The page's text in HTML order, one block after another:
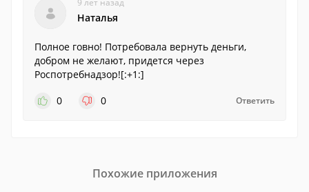
9 лет назад
Наталья
Полное говно! Потребовала вернуть деньги,
добром не желают, придется через
Роспотребнадзор![:+1:]
0
0 Ответить
Похожие приложения